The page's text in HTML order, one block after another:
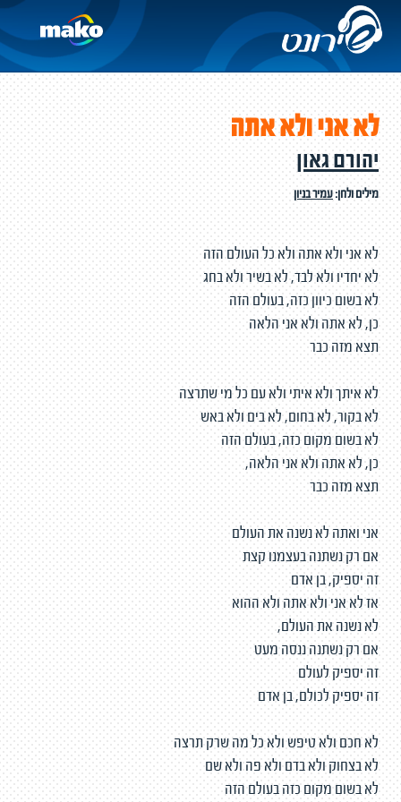
לא אני ולא אתה
יהורם גאון
מילים ולחן:עמיר בניון
לא אני ולא אתה ולא כל העולם הזה
לא יחדיו ולא לבד, לא בשיר ולא בחג
לא בשום כיוון כזה, בעולם הזה
כן, לא אתה ולא אני הלאה
תצא מזה כבר
לא איתך ולא איתי ולא עם כל מי שתרצה
לא בקור, לא בחום, לא בים ולא באש
לא בשום מקום כזה, בעולם הזה
כן, לא אתה ולא אני הלאה,
תצא מזה כבר
אני ואתה לא נשנה את העולם
אם רק נשתנה בעצמנו קצת
זה יספיק, בן אדם
אז לא אני ולא אתה ולא ההוא
לא נשנה את העולם,
אם רק נשתנה ננסה מעט
זה יספיק לעולם
זה יספיק לכולם, בן אדם
לא חכם ולא טיפש ולא כל מה שרק תרצה
לא בצחוק ולא בדם ולא פה ולא שם
לא בשום מקום כזה בעולם הזה